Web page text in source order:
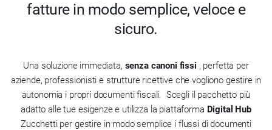
fatture in modo semplice, veloce e
sicuro.
Una soluzione immediata, senza canoni fissi , perfetta per
aziende, professionisti e strutture ricettive che vogliono gestire in
autonomia i propri documenti fiscali. Scegli il pacchetto più
adatto alle tue esigenze e utilizza la piattaforma Digital Hub
Zucchetti per gestire in modo semplice i flussi di documenti